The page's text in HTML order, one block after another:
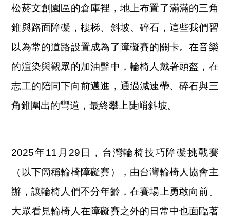
松菸文創園區的倉庫裡，地上布置了滿滿的三角
錐與路面障礙，樓梯、斜坡、碎石，這些我們習
以為常的道路設置成為了障礙賽的關卡。在音樂
的渲染與觀眾的加油聲中，輪椅人戴著頭盔，在
志工的陪同下向前邁進，通過減速帶、碎石與三
角錐圍出的彎道，最終攀上陡峭斜坡。
2025年11月29日，台灣輪椅技巧障礙挑戰賽
（以下簡稱輪椅障礙賽），由台灣輪椅人協會主
辦，讓輪椅人們不分年齡，在賽場上勇敢向前。
大眾看見輪椅人在障礙賽之外的日常中也面臨著